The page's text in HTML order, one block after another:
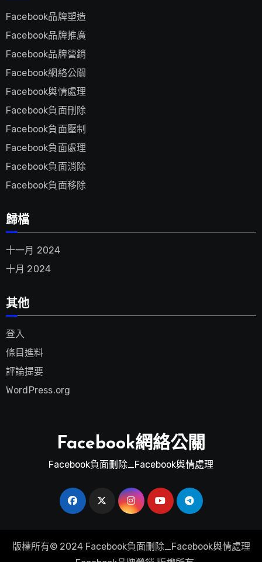
Facebook品牌塑造
Facebook品牌推廣
Facebook品牌營銷
Facebook網絡公關
Facebook輿情處理
Facebook負面刪除
Facebook負面壓制
Facebook負面處理
Facebook負面消除
Facebook負面移除
歸檔
十一月 2024
十月 2024
其他
登入
條目進料
評論提要
WordPress.org
Facebook網絡公關
Facebook負面刪除_Facebook輿情處理
版權所有© 2024 Facebook負面刪除_Facebook輿情處理